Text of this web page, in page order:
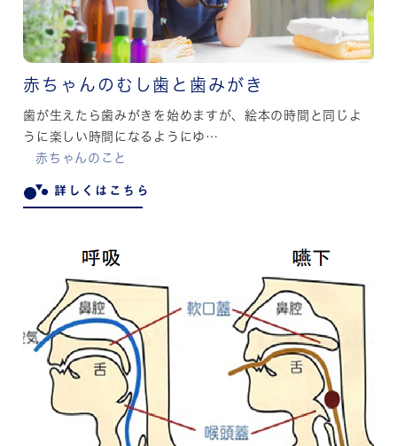
赤ちゃんのむし歯と歯みがき
歯が生えたら歯みがきを始めますが、絵本の時間と同じよ
うに楽しい時間になるようにゆ…
赤ちゃんのこと
詳しくはこちら